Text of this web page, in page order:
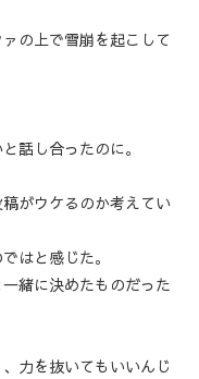
の上で雪崩を起こして
話し合ったのに。
がウケるのか考えてい
はと感じた。
緒に決めたものだった
力を抜いてもいいんじ